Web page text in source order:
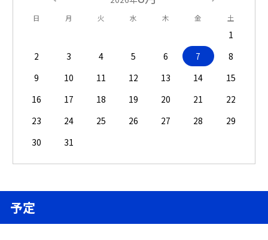
日 月 火 水 木 金 土
1
2
3 4 5 6 7
8
9
10 11 12 13 14
15
16
17 18 19 20 21
22
23
24 25 26 27 28
29
30
31
予定